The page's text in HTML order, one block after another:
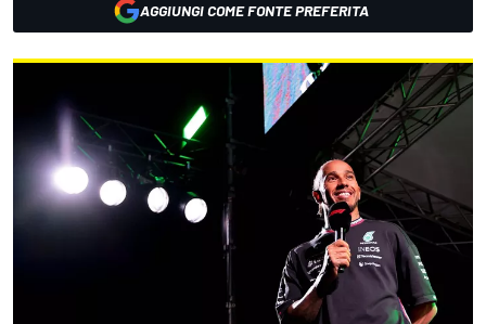
AGGIUNGI COME FONTE PREFERITA